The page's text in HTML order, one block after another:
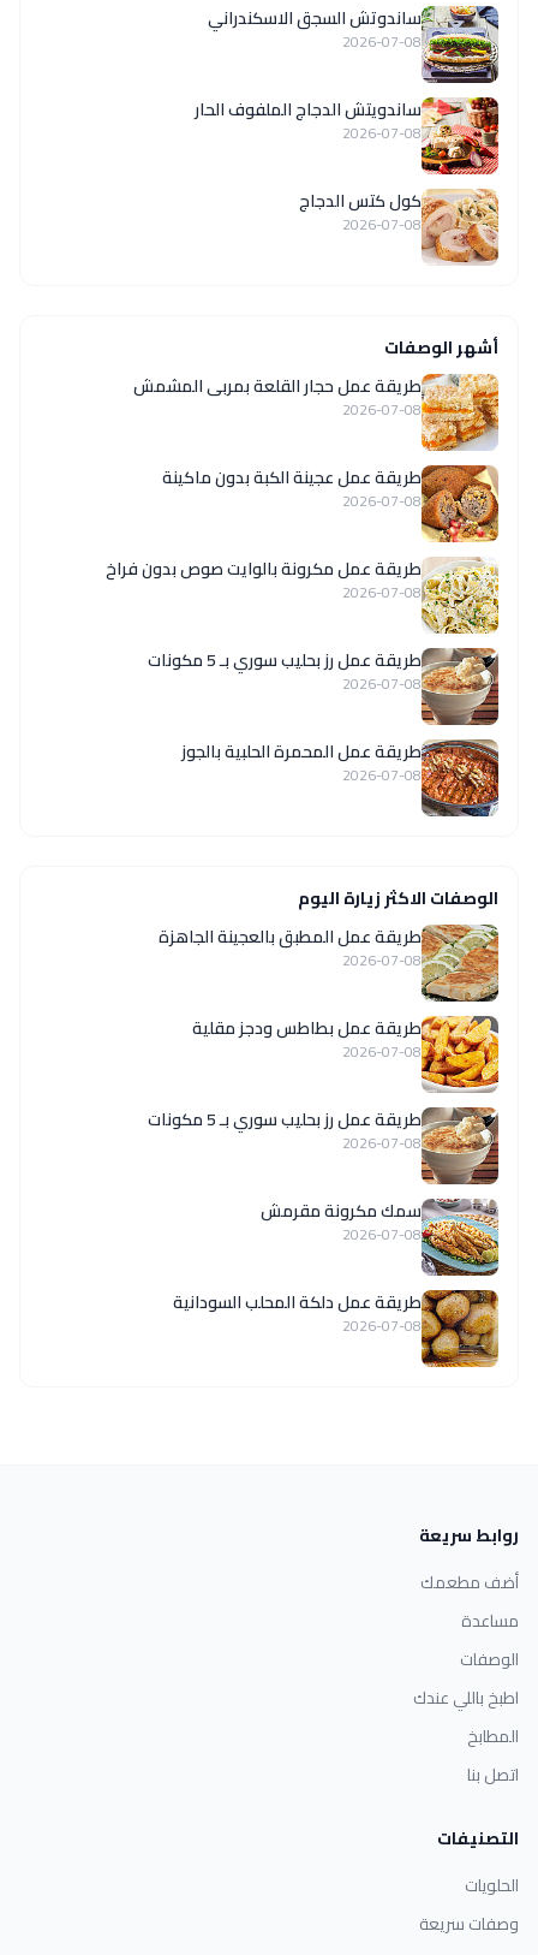
ساندوتش السجق الاسكندراني
2026-07-08
ساندويتش الدجاج الملفوف الحار
2026-07-08
كول كتس الدجاج
2026-07-08
أشهر الوصفات
طريقة عمل حجار القلعة بمربى المشمش
2026-07-08
طريقة عمل عجينة الكبة بدون ماكينة
2026-07-08
طريقة عمل مكرونة بالوايت صوص بدون فراخ
2026-07-08
طريقة عمل رز بحليب سوري بـ 5 مكونات
2026-07-08
طريقة عمل المحمرة الحلبية بالجوز
2026-07-08
الوصفات الاكثر زيارة اليوم
طريقة عمل المطبق بالعجينة الجاهزة
2026-07-08
طريقة عمل بطاطس ودجز مقلية
2026-07-08
طريقة عمل رز بحليب سوري بـ 5 مكونات
2026-07-08
سمك مكرونة مقرمش
2026-07-08
طريقة عمل دلكة المحلب السودانية
2026-07-08
روابط سريعة
أضف مطعمك
مساعدة
الوصفات
اطبخ باللي عندك
المطابخ
اتصل بنا
التصنيفات
الحلويات
وصفات سريعة